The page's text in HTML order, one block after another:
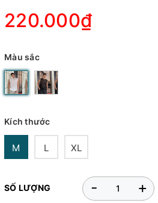
220.000₫
Màu sắc
Kích thước
M L XL
SỐ LƯỢNG +
-